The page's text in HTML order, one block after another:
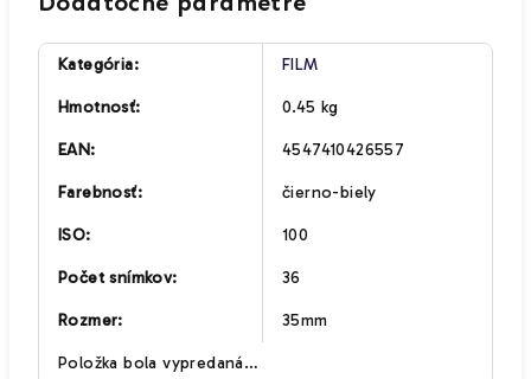
Kategória: FILM
Hmotnosť: 0.45 kg
EAN: 4547410426557
Farebnosť: čierno-biely
ISO: 100
Počet snímkov: 36
Rozmer: 35mm
Položka bola vypredaná…